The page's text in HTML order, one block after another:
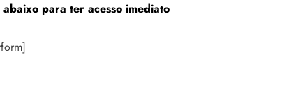
para ter acesso imediato